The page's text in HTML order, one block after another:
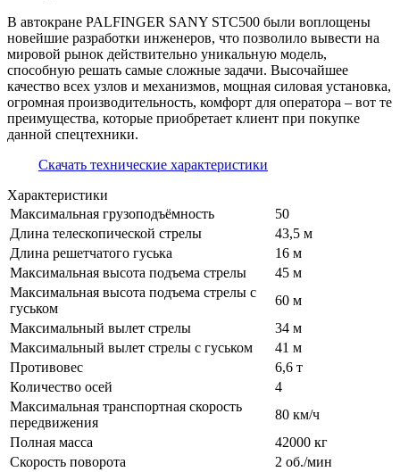
В автокране PALFINGER SANY STC500 были воплощены
новейшие разработки инженеров, что позволило вывести на
мировой рынок действительно уникальную модель,
способную решать самые сложные задачи. Высочайшее
качество всех узлов и механизмов, мощная силовая установка,
огромная производительность, комфорт для оператора – вот те
преимущества, которые приобретает клиент при покупке
данной спецтехники.
Скачать технические характеристики
Характеристики
Максимальная грузоподъёмность
50
Длина телескопической стрелы
43,5 м
Длина решетчатого гуська
16 м
Максимальная высота подъема стрелы
45 м
Максимальная высота подъема стрелы с
гуськом
60 м
Максимальный вылет стрелы
34 м
Максимальный вылет стрелы с гуськом
41 м
Противовес
6,6 т
Количество осей
4
Максимальная транспортная скорость
передвижения
80 км/ч
Полная масса
42000 кг
Скорость поворота
2 об./мин